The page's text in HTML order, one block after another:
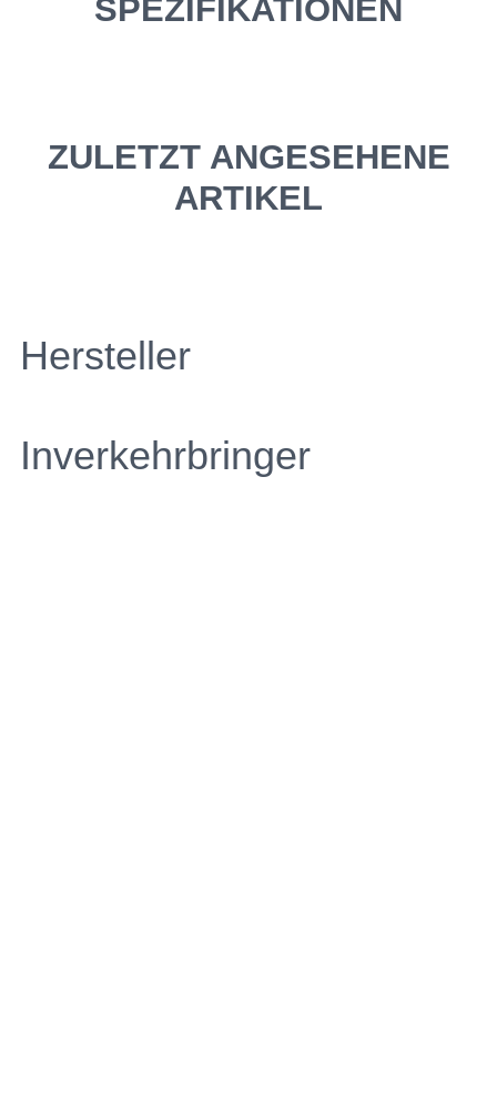
SPEZIFIKATIONEN
ZULETZT ANGESEHENE
ARTIKEL
Hersteller
Inverkehrbringer